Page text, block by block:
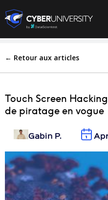
← Retour aux articles
Touch Screen
de piratage en vogue
Gabin P.